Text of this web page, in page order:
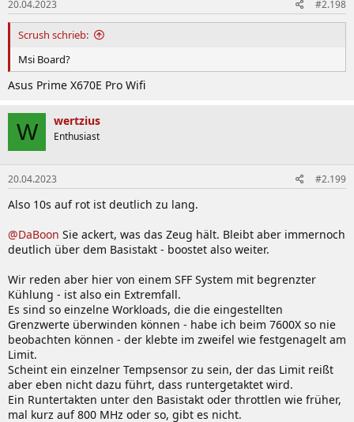
20.04.2023 #2.198
Scrush schrieb:
Msi Board?
Asus Prime X670E Pro Wifi
W wertzius
Enthusiast
20.04.2023 #2.199
Also 10s auf rot ist deutlich zu lang.
@DaBoon Sie ackert, was das Zeug hält. Bleibt aber immernoch
deutlich über dem Basistakt - boostet also weiter.
Wir reden aber hier von einem SFF System mit begrenzter
Kühlung - ist also ein Extremfall.
Es sind so einzelne Workloads, die die eingestellten
Grenzwerte überwinden können - habe ich beim 7600X so nie
beobachten können - der klebte im zweifel wie festgenagelt am
Limit.
Scheint ein einzelner Tempsensor zu sein, der das Limit reißt
aber eben nicht dazu führt, dass runtergetaktet wird.
Ein Runtertakten unter den Basistakt oder throttlen wie früher,
mal kurz auf 800 MHz oder so, gibt es nicht.